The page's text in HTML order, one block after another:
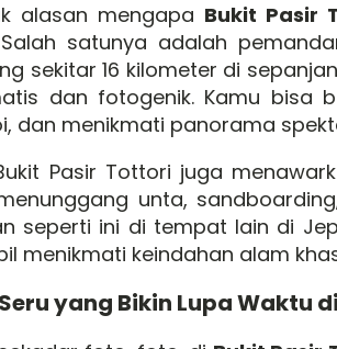
alasan mengapa Bukit Pasir
Salah satunya adalah
sekitar 16 kilometer di
dan fotogenik. Kamu bisa
dan menikmati panorama
Pasir Tottori juga
unta,
seperti ini di tempat lain di
menikmati keindahan alam
yang Bikin Lupa Waktu